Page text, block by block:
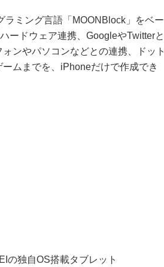
ミング言語「MOONBlock」をベー
ードウェア連携、GoogleやTwitterと
ンやパソコンなどとの連携、ドット
ムまでを、iPhoneだけで作成でき
の独自OS搭載タブレット